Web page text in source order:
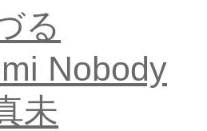
る
Nobody
未